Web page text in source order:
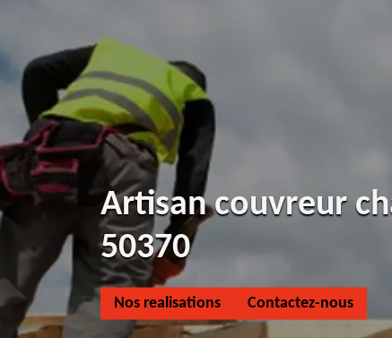
Artisan couvreur
50370
Nos realisations Contactez-nous